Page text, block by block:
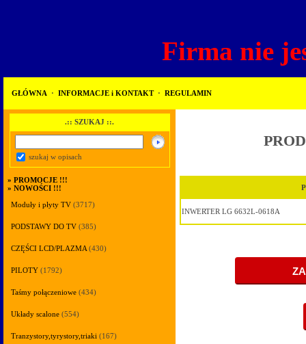
Firma nie
GŁÓWNA · INFORMACJE i KONTAKT · REGULAMIN
.:: SZUKAJ ::.
szukaj w opisach
» PROMOCJE !!!
» NOWOŚCI !!!
Moduły i płyty TV (3717)
PODSTAWY DO TV (385)
CZĘŚCI LCD/PLAZMA (430)
PILOTY (1792)
Taśmy połączeniowe (434)
Układy scalone (554)
Tranzystory,tyrystory,triaki (167)
INWERTER LG 6632L-0618A